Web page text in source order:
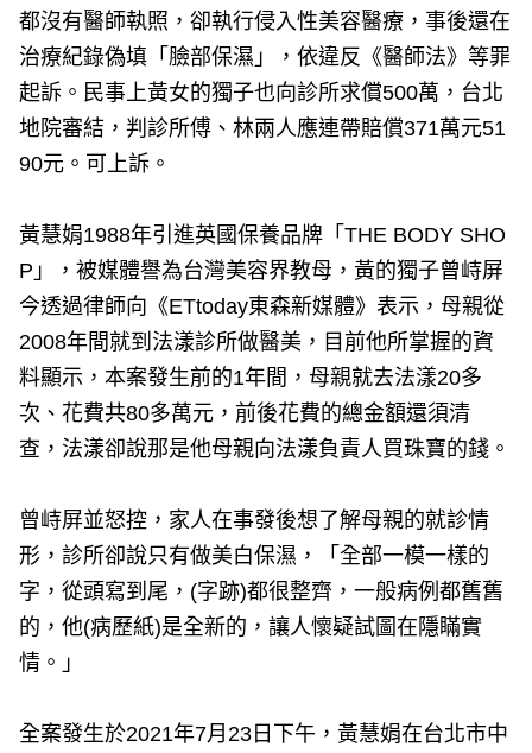
都沒有醫師執照，卻執行侵入性美容醫療，事後還在
治療紀錄偽填「臉部保濕」，依違反《醫師法》等罪
起訴。民事上黃女的獨子也向診所求償500萬，台北
地院審結，判診所傅、林兩人應連帶賠償371萬元51
90元。可上訴。
黃慧娟1988年引進英國保養品牌「THE BODY SHO
P」，被媒體譽為台灣美容界教母，黃的獨子曾峙屏
今透過律師向《ETtoday東森新媒體》表示，母親從
2008年間就到法漾診所做醫美，目前他所掌握的資
料顯示，本案發生前的1年間，母親就去法漾20多
次、花費共80多萬元，前後花費的總金額還須清
查，法漾卻說那是他母親向法漾負責人買珠寶的錢。
曾峙屏並怒控，家人在事發後想了解母親的就診情
形，診所卻說只有做美白保濕，「全部一模一樣的
字，從頭寫到尾，(字跡)都很整齊，一般病例都舊舊
的，他(病歷紙)是全新的，讓人懷疑試圖在隱瞞實
情。」
全案發生於2021年7月23日下午，黃慧娟在台北市中